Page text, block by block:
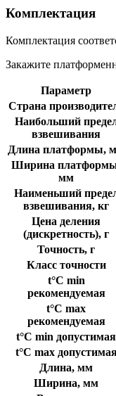
Комплектация
Комплектация
Закажите
Параметр
Страна
Наибольший
взвешивания
Длина платформы,
Ширина
мм
Наименьший
взвешивания, кг
Цена деления
(дискретность), г
Точность, г
Класс точности
t°C min
рекомендуемая
t°C max
рекомендуемая
t°C min допустимая
t°C max
Длина, мм
Ширина, мм